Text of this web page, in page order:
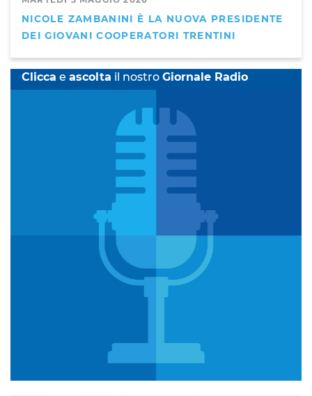
NICOLE ZAMBANINI È LA NUOVA PRESIDENTE
DEI GIOVANI COOPERATORI TRENTINI
Clicca e ascolta il nostro Giornale Radio